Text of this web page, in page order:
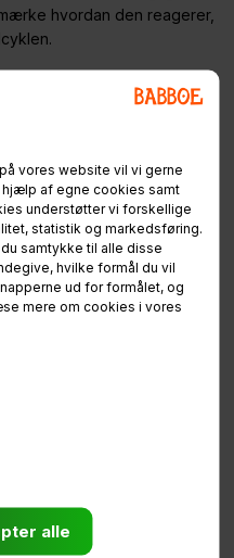
vores website vil vi gerne
af egne cookies samt
understøtter vi forskellige
statistik og markedsføring.
samtykke til alle disse
hvilke formål du vil
ud for formålet, og
mere om cookies i vores
hvordan den reagerer,
altid de mest populære
få ladcykel-
Babboe ladcykler.
rådgivere, der
og guider jer